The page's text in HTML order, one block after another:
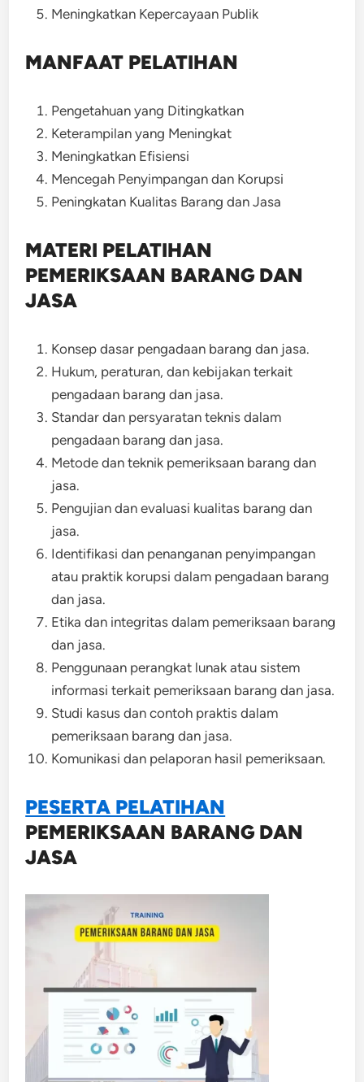
Meningkatkan Kepercayaan Publik
MANFAAT PELATIHAN
Pengetahuan yang Ditingkatkan
Keterampilan yang Meningkat
Meningkatkan Efisiensi
Mencegah Penyimpangan dan Korupsi
Peningkatan Kualitas Barang dan Jasa
MATERI PELATIHAN
PEMERIKSAAN BARANG DAN
JASA
Konsep dasar pengadaan barang dan jasa.
Hukum, peraturan, dan kebijakan terkait
pengadaan barang dan jasa.
Standar dan persyaratan teknis dalam
pengadaan barang dan jasa.
Metode dan teknik pemeriksaan barang dan
jasa.
Pengujian dan evaluasi kualitas barang dan
jasa.
Identifikasi dan penanganan penyimpangan
atau praktik korupsi dalam pengadaan barang
dan jasa.
Etika dan integritas dalam pemeriksaan barang
dan jasa.
Penggunaan perangkat lunak atau sistem
informasi terkait pemeriksaan barang dan jasa.
Studi kasus dan contoh praktis dalam
pemeriksaan barang dan jasa.
Komunikasi dan pelaporan hasil pemeriksaan.
PESERTA PELATIHAN
PEMERIKSAAN BARANG DAN
JASA